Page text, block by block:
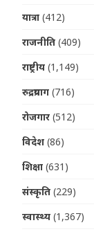
यात्रा (412)
राजनीति (409)
राष्ट्रीय (1,149)
रुद्रप्रयाग (716)
रोजगार (512)
विदेश (86)
शिक्षा (631)
संस्कृति (229)
स्वास्थ्य (1,367)